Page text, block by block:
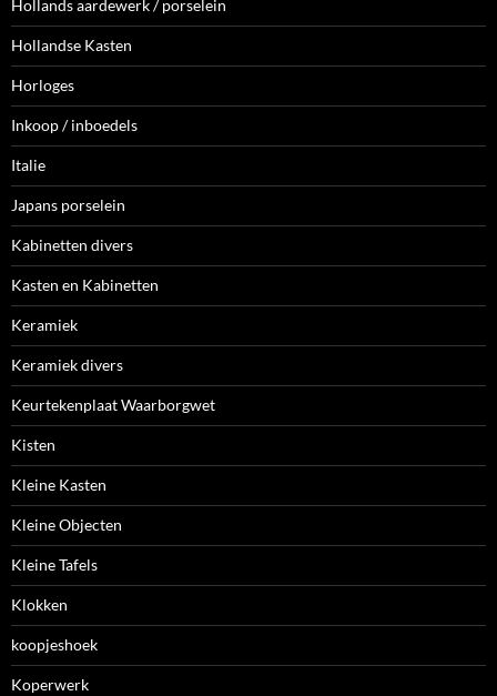
Hollands aardewerk / porselein
Hollandse Kasten
Horloges
Inkoop / inboedels
Italie
Japans porselein
Kabinetten divers
Kasten en Kabinetten
Keramiek
Keramiek divers
Keurtekenplaat Waarborgwet
Kisten
Kleine Kasten
Kleine Objecten
Kleine Tafels
Klokken
koopjeshoek
Koperwerk